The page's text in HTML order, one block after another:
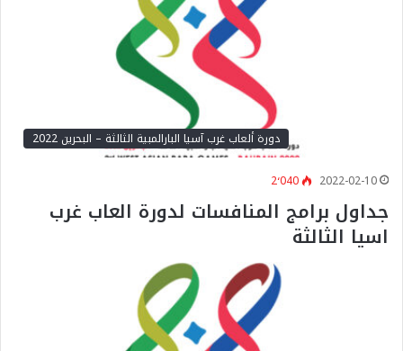
دورة ألعاب غرب آسيا البارالمبية الثالثة – البحرين 2022
2022-02-10 2٬040
جداول برامج المنافسات لدورة العاب غرب
اسيا الثالثة